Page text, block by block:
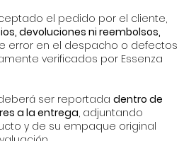
el pedido por el cliente,
devoluciones ni reembolsos,
error en el despacho o defectos
verificados por Essenza
ser reportadadentro de
a la entrega, adjuntando
y de su empaque original